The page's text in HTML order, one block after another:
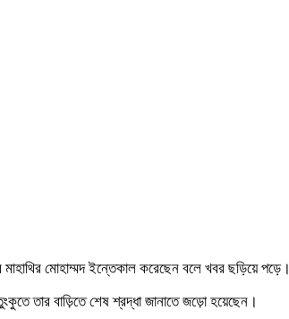
মাহাথির মোহাম্মদ ইন্তেকাল করেছেন বলে খবর ছড়িয়ে পড়ে।
তার বাড়িতে শেষ শ্রদ্ধা জানাতে জড়ো হয়েছেন।